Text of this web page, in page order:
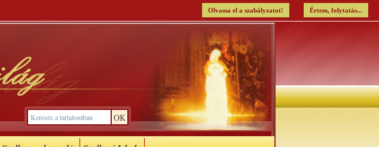
Olvassa el a szabályzatot! Értem, folytatás...